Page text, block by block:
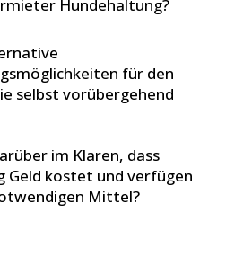
Hundehaltung?
für den
selbst vorübergehend
im Klaren, dass
Geld kostet und verfügen
Mittel?